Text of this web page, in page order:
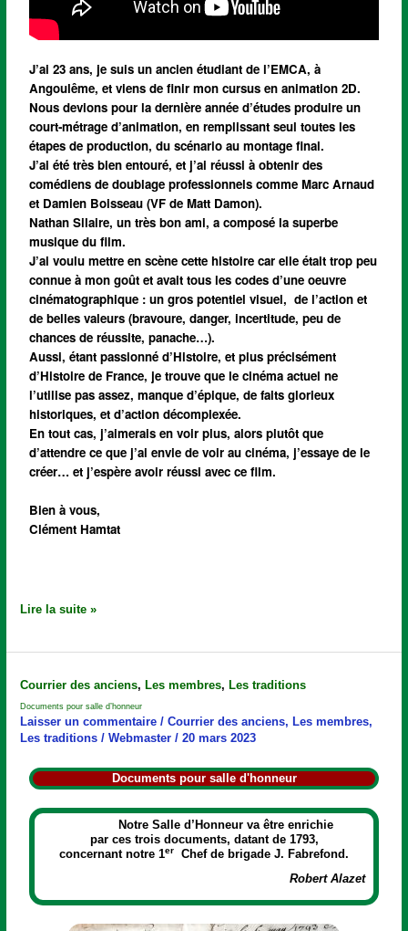
J’ai 23 ans, je suis un ancien étudiant de l’EMCA, à
Angoulême, et viens de finir mon cursus en animation 2D.
Nous devions pour la dernière année d’études produire un
court-métrage d’animation, en remplissant seul toutes les
étapes de production, du scénario au montage final.
J’ai été très bien entouré, et j’ai réussi à obtenir des
comédiens de doublage professionnels comme Marc Arnaud
et Damien Boisseau (VF de Matt Damon).
Nathan Silaire, un très bon ami, a composé la superbe
musique du film.
J’ai voulu mettre en scène cette histoire car elle était trop peu
connue à mon goût et avait tous les codes d’une oeuvre
cinématographique : un gros potentiel visuel, de l’action et
de belles valeurs (bravoure, danger, incertitude, peu de
chances de réussite, panache…).
Aussi, étant passionné d’Histoire, et plus précisément
d’Histoire de France, je trouve que le cinéma actuel ne
l’utilise pas assez, manque d’épique, de faits glorieux
historiques, et d’action décomplexée.
En tout cas, j’aimerais en voir plus, alors plutôt que
d’attendre ce que j’ai envie de voir au cinéma, j’essaye de le
créer… et j’espère avoir réussi avec ce film.
Bien à vous,
Clément Hamtat
Lire la suite »
Courrier des anciens, Les membres, Les traditions
Documents pour salle d’honneur
Laisser un commentaire /Courrier des anciens, Les membres,
Les traditions /Webmaster/20 mars 2023
Documents pour salle d'honneur
Notre Salle d’Honneur va être enrichie
par ces trois documents, datant de 1793,
concernant notre 1er
Chef de brigade J. Fabrefond.
Robert Alazet
Documents
salle
d’honneur